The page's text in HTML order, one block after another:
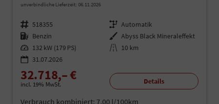
unverbindliche Lieferzeit: 06.11.2026
Fahrzeugnr. 518355 Getriebe Automatik
Kraftstoff Benzin Außenfarbe Abyss Black Mineraleffekt
Leistung 132 kW (179 PS) Kilometerstand 10 km
31.07.2026
32.718,– €
incl. 19% MwSt. Details
Verbrauch kombiniert: 7,00 l/100km